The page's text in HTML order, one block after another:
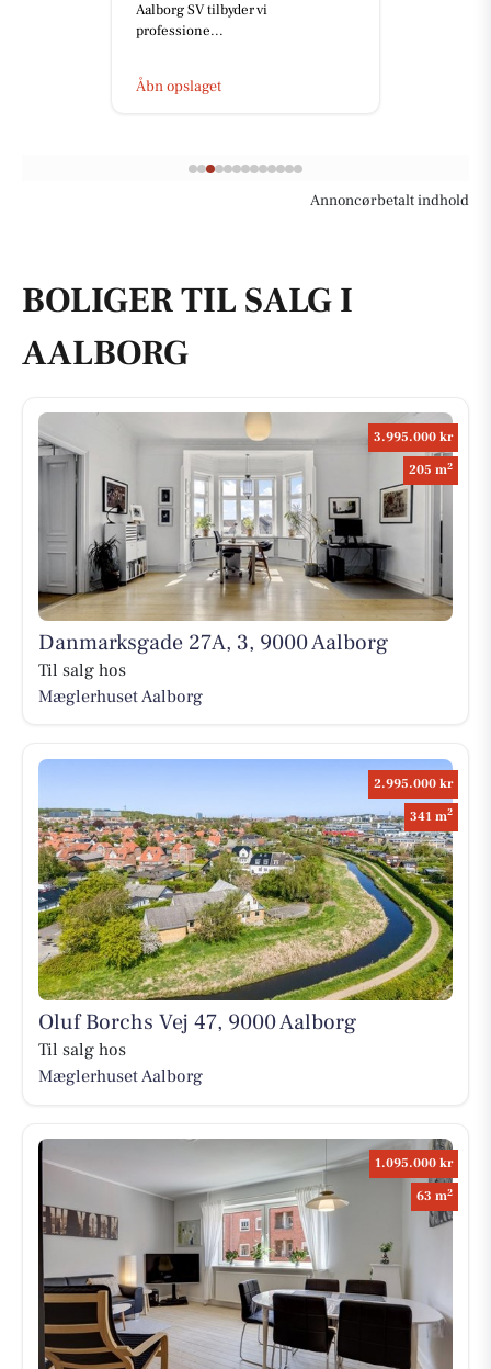
Aalborg SV tilbyder vi
professione...
Åbn opslaget
Annoncørbetalt indhold
BOLIGER TIL SALG I
AALBORG
3.995.000 kr
205 m2
Danmarksgade 27A, 3, 9000 Aalborg
Til salg hos
Mæglerhuset Aalborg
2.995.000 kr
341 m2
Oluf Borchs Vej 47, 9000 Aalborg
Til salg hos
Mæglerhuset Aalborg
1.095.000 kr
63 m2